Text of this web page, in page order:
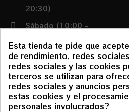
20:30)
Sábado (10:00 -
Condiciones
Política de envíos y
devoluciones
Esta tienda te pide que
de rendimiento, redes
redes sociales y las cookies
terceros se utilizan para
redes sociales y anuncios
estas cookies y el
personales involucrados?